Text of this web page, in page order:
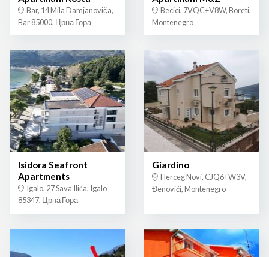
Bar, 14 Mila Damjanoviča,
Bar 85000, Црна Гора
Becici, 7VQC+V8W, Boreti,
Montenegro
Isidora Seafront
Apartments
Igalo, 27 Sava Ilića, Igalo
85347, Црна Гора
Giardino
Herceg Novi, CJQ6+W3V,
Đenovići, Montenegro